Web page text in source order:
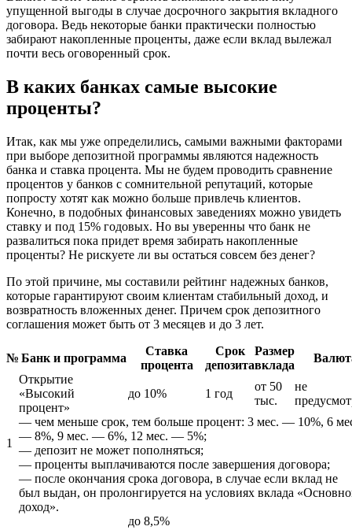
упущенной выгоды в случае досрочного закрытия вкладного
договора. Ведь некоторые банки практически полностью
забирают накопленные проценты, даже если вклад вылежал
почти весь оговоренный срок.
В каких банках самые высокие
проценты?
Итак, как мы уже определились, самыми важными факторами
при выборе депозитной программы являются надежность
банка и ставка процента. Мы не будем проводить сравнение
процентов у банков с сомнительной репутаций, которые
попросту хотят как можно больше привлечь клиентов.
Конечно, в подобных финансовых заведениях можно увидеть
ставку и под 15% годовых. Но вы уверенны что банк не
развалиться пока придет время забирать накопленные
проценты? Не рискуете ли вы остаться совсем без денег?
По этой причине, мы составили рейтинг надежных банков,
которые гарантируют своим клиентам стабильный доход, и
возвратность вложенных денег. Причем срок депозитного
соглашения может быть от 3 месяцев и до 3 лет.
№ Банк и программа
Ставка
процента
Срок
депозита
Размер
вклада
1
Открытие
«Высокий
процент»
до 10% 1 год
от 50
тыс.
не
— чем меньше срок, тем больше процент: 3 мес. — 10%, 6
— 8%, 9 мес. — 6%, 12 мес. — 5%;
— депозит не может пополняться;
— проценты выплачиваются после завершения договора;
— после окончания срока договора, в случае если вклад не
был выдан, он пролонгируется на условиях вклада
доход».
до 8,5%